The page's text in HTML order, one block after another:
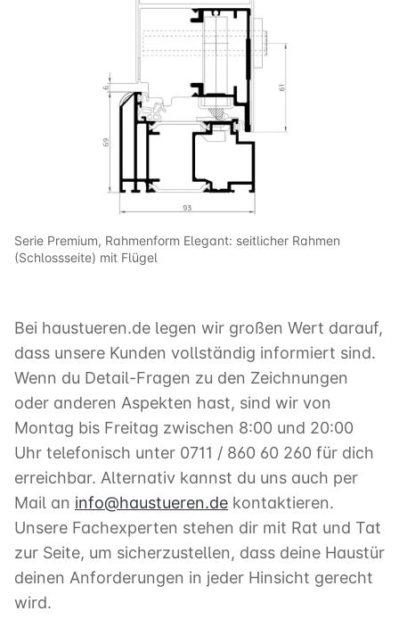
Serie Premium, Rahmenform Elegant: seitlicher Rahmen
(Schlossseite) mit Flügel
Bei haustueren.de legen wir großen Wert darauf,
dass unsere Kunden vollständig informiert sind.
Wenn du Detail-Fragen zu den Zeichnungen
oder anderen Aspekten hast, sind wir von
Montag bis Freitag zwischen 8:00 und 20:00
Uhr telefonisch unter 0711 / 860 60 260 für dich
erreichbar. Alternativ kannst du uns auch per
Mail an info@haustueren.de kontaktieren.
Unsere Fachexperten stehen dir mit Rat und Tat
zur Seite, um sicherzustellen, dass deine Haustür
deinen Anforderungen in jeder Hinsicht gerecht
wird.